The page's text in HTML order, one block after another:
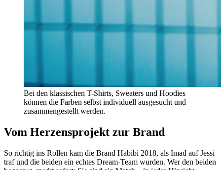
Bei den klassischen T-Shirts, Sweaters und Hoodies
können die Farben selbst individuell ausgesucht und
zusammengestellt werden.
Vom Herzensprojekt zur Brand
So richtig ins Rollen kam die Brand Habibi 2018, als Imad auf Jessi
traf und die beiden ein echtes Dream-Team wurden. Wer den beiden